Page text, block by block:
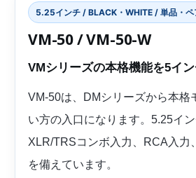
5.25インチ / BLACK・WHITE / 単品・ペ
VM-50 / VM-50-W
VMシリーズの本格機能を5イン
VM-50は、DMシリーズから本格
い方の入口になります。5.25イン
XLR/TRSコンボ入力、RCA入力
を備えています。